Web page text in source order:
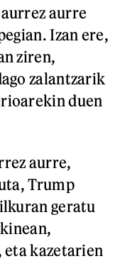
aurre
Izan ere,
ziren,
zalantzarik
duen
aurre,
Trump
geratu
eta kazetarien